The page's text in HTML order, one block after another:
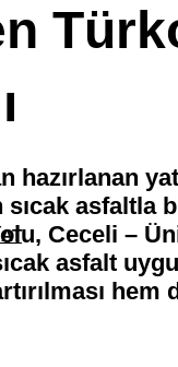
asfaltla
Ceceli –
asfalt
hem